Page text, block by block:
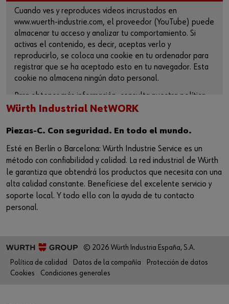
Cuando ves y reproduces videos incrustados en
www.wuerth-industrie.com, el proveedor (YouTube) puede
almacenar tu acceso y analizar tu comportamiento. Si
activas el contenido, es decir, aceptas verlo y
reproducirlo, se coloca una cookie en tu ordenador para
registrar que se ha aceptado esto en tu navegador. Esta
cookie no almacena ningún dato personal.
Para obtener más información, consulta nuestra política
de privacidad y la página de cookies.
ACTIVAR CONTENIDO
También puede utilizar este enlace para acceder al vídeo
directamente en la plataforma del proveedor:
https://youtu.be/3k8G4BvaDog
Würth Industrial NetWORK
Piezas-C. Con seguridad. En todo el mundo.
Esté en Berlín o Barcelona: Würth Industrie Service es un
método con confiabilidad y calidad. La red industrial de Würth
le garantiza que obtendrá los productos que necesita con una
alta calidad constante. Benefíciese del excelente servicio y
soporte local. Y todo ello con la ayuda de tu contacto
personal.
© 2026 Würth Industria España, S.A.
Política de calidad
Datos de la compañía
Protección de datos
Cookies
Condiciones generales